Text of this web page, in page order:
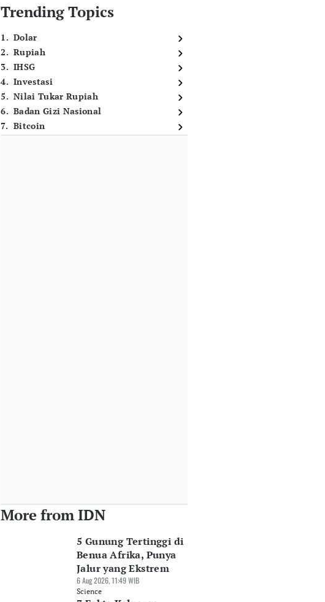
Trending Topics
1. Dolar
2. Rupiah
3. IHSG
4. Investasi
5. Nilai Tukar Rupiah
6. Badan Gizi Nasional
7. Bitcoin
More from IDN
5 Gunung Tertinggi di
Benua Afrika, Punya
Jalur yang Ekstrem
6 Aug 2026, 11:49 WIB
Science